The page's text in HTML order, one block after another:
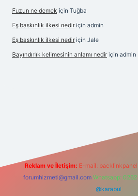
Fuzun ne demek için Tuğba
Eş baskınlık ilkesi nedir için admin
Eş baskınlık ilkesi nedir için Jale
Bayındırlık kelimesinin anlamı nedir için admin
Reklam ve İletişim: E-mail:
forumhizmeti@gmail.com Whatsapp:
@karabul